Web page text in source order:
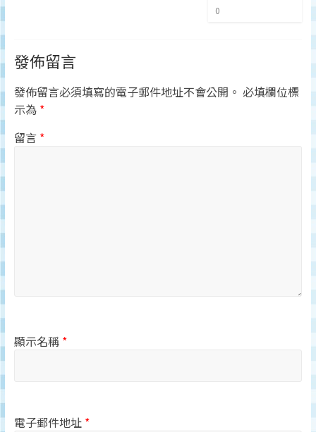
0
發佈留言
發佈留言必須填寫的電子郵件地址不會公開。 必填欄位標
示為 *
留言 *
顯示名稱 *
電子郵件地址 *